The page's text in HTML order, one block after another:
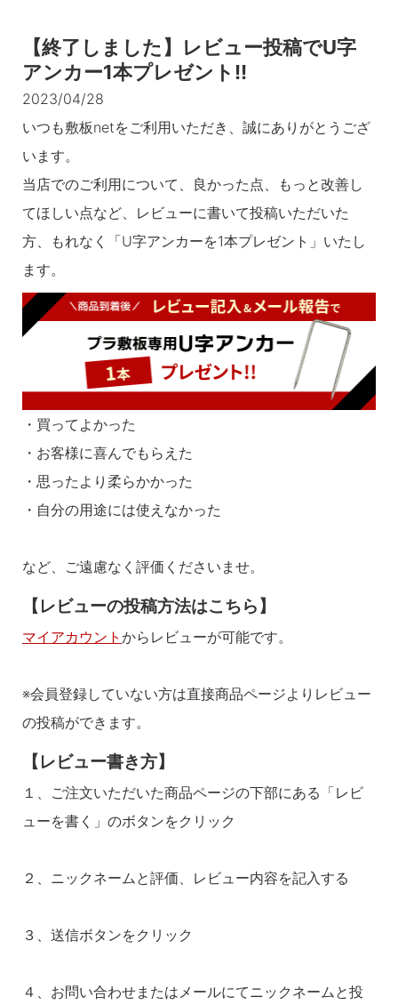
【終了しました】レビュー投稿でU字
アンカー1本プレゼント!!
2023/04/28
いつも敷板netをご利用いただき、誠にありがとうござ
います。
当店でのご利用について、良かった点、もっと改善し
てほしい点など、レビューに書いて投稿いただいた
方、もれなく「U字アンカーを1本プレゼント」いたし
ます。
・買ってよかった
・お客様に喜んでもらえた
・思ったより柔らかかった
・自分の用途には使えなかった
など、ご遠慮なく評価くださいませ。
【レビューの投稿方法はこちら】
マイアカウント からレビューが可能です。
※会員登録していない方は直接商品ページよりレビュー
の投稿ができます。
【レビュー書き方】
１、ご注文いただいた商品ページの下部にある「レビ
ューを書く」のボタンをクリック
２、ニックネームと評価、レビュー内容を記入する
３、送信ボタンをクリック
４、お問い合わせまたはメールにてニックネームと投